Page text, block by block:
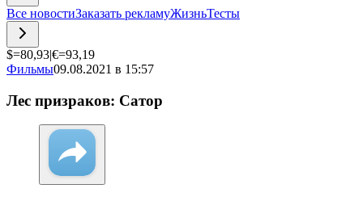
Все новостиЗаказать рекламуЖизньТесты
$=80,93|€=93,19
Фильмы09.08.2021 в 15:57
Лес призраков: Сатор